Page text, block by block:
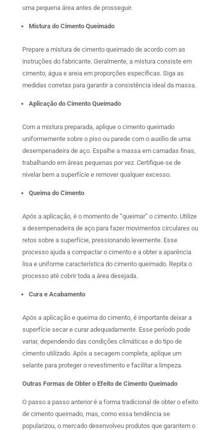
uma pequena área antes de prosseguir.
Mistura do Cimento Queimado
Prepare a mistura de cimento queimado de acordo com as
instruções do fabricante. Geralmente, a mistura consiste em
cimento, água e areia em proporções específicas. Siga as
medidas corretas para garantir a consistência ideal da massa.
Aplicação do Cimento Queimado
Com a mistura preparada, aplique o cimento queimado
uniformemente sobre o piso ou parede com o auxílio de uma
desempenadeira de aço. Espalhe a massa em camadas finas,
trabalhando em áreas pequenas por vez. Certifique-se de
nivelar bem a superfície e remover qualquer excesso.
Queima do Cimento
Após a aplicação, é o momento de “queimar” o cimento. Utilize
a desempenadeira de aço para fazer movimentos circulares ou
retos sobre a superfície, pressionando levemente. Esse
processo ajuda a compactar o cimento e a obter a aparência
lisa e uniforme característica do cimento queimado. Repita o
processo até cobrir toda a área desejada.
Cura e Acabamento
Após a aplicação e queima do cimento, é importante deixar a
superfície secar e curar adequadamente. Esse período pode
variar, dependendo das condições climáticas e do tipo de
cimento utilizado. Após a secagem completa, aplique um
selante para proteger o revestimento e facilitar a limpeza.
Outras Formas de Obter o Efeito de Cimento Queimado
O passo a passo anterior é a forma tradicional de obter o efeito
de cimento queimado, mas, como essa tendência se
popularizou, o mercado desenvolveu produtos que garantem o